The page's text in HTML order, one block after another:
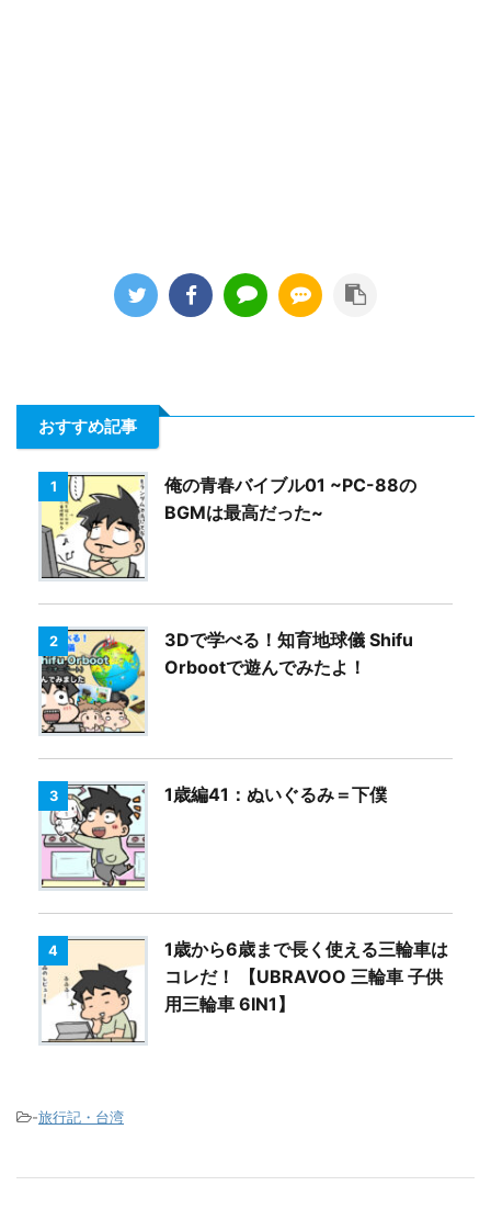
おすすめ記事
1
俺の青春バイブル01 ~PC-88の
BGMは最高だった~
2
3Dで学べる！知育地球儀 Shifu
Orbootで遊んでみたよ！
3 1歳編41：ぬいぐるみ＝下僕
4
1歳から6歳まで長く使える三輪車は
コレだ！ 【UBRAVOO 三輪車 子供
用三輪車 6IN1】
-旅行記・台湾